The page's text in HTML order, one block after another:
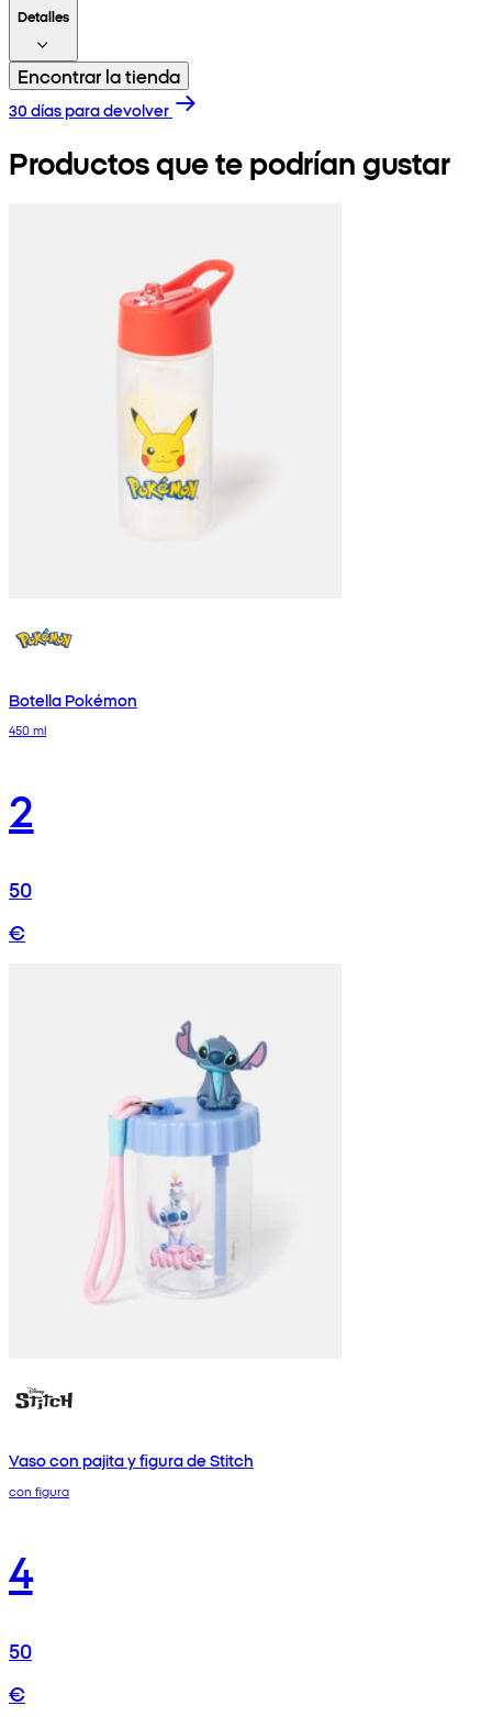
Detalles
Encontrar la tienda
30 días para devolver
Productos que te podrían gustar
Botella Pokémon
450 ml
2
50
€
Vaso con pajita y figura de Stitch
con figura
4
50
€